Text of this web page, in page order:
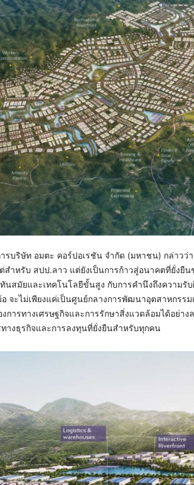
รบริษัท อมตะ คอร์ปอเรชัน จำกัด (มหาชน) กล่าว
สำหรับ สปป.ลาว แต่ยังเป็นการก้าวสู่อนาคตที่ยั่งยื
สมัยและเทคโนโลยีขั้นสูง กับการคำนึงถึงความรั
จะไม่เพียงแค่เป็นศูนย์กลางการพัฒนาอุตสาหกรร
การทางเศรษฐกิจและการรักษาสิ่งแวดล้อมได้อย่า
างธุรกิจและการลงทุนที่ยั่งยืนสำหรับทุกคน